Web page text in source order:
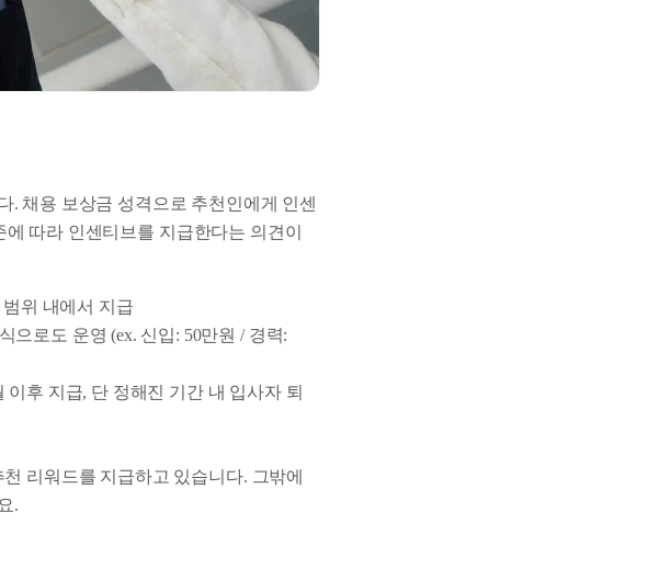
. 채용 보상금 성격으로 추천인에게 인센
따라 인센티브를 지급한다는 의견이
위 내에서 지급
으로도 운영 (ex. 신입: 50만원 / 경력:
후 지급, 단 정해진 기간 내 입사자 퇴
리워드를 지급하고 있습니다. 그밖에
.